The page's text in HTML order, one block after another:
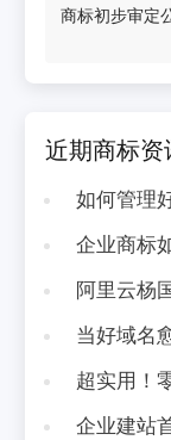
商标初步审定
近期商标资
如何管理
企业商标
阿里云杨
当好域名
超实用！
企业建站